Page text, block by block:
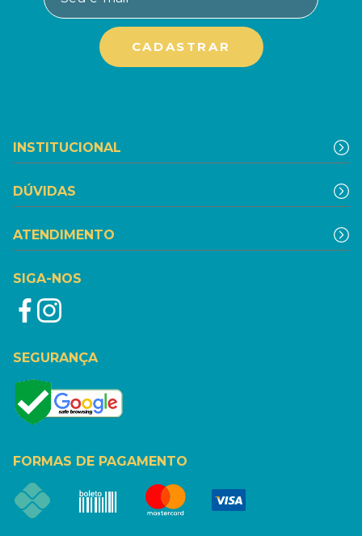
INSTITUCIONAL
DÚVIDAS
ATENDIMENTO
SIGA-NOS
SEGURANÇA
FORMAS DE PAGAMENTO